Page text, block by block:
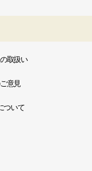
取扱い
意見
ついて